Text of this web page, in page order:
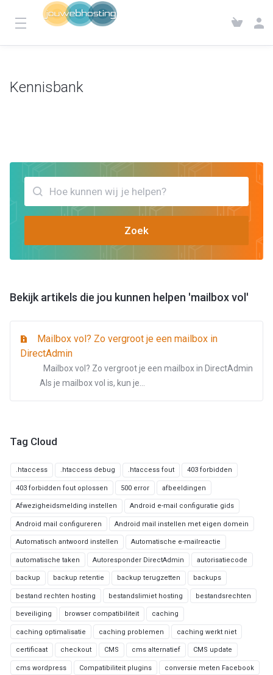
Kennisbank
Zoek
Bekijk artikels die jou kunnen helpen 'mailbox vol'
Mailbox vol? Zo vergroot je een mailbox in
DirectAdmin
Mailbox vol? Zo vergroot je een mailbox in DirectAdmin
Als je mailbox vol is, kun je...
Tag Cloud
.htaccess .htaccess debug .htaccess fout 403 forbidden
403 forbidden fout oplossen 500 error afbeeldingen
Afwezigheidsmelding instellen Android e-mail configuratie gids
Android mail configureren Android mail instellen met eigen domein
Automatisch antwoord instellen Automatische e-mailreactie
automatische taken Autoresponder DirectAdmin autorisatiecode
backup backup retentie backup terugzetten backups
bestand rechten hosting bestandslimiet hosting bestandsrechten
beveiliging browser compatibiliteit caching
caching optimalisatie caching problemen caching werkt niet
certificaat checkout CMS cms alternatief CMS update
cms wordpress Compatibiliteit plugins conversie meten Facebook